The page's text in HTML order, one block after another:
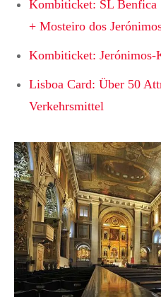
Kombiticket: SL Benfica
+ Mosteiro dos
Kombiticket:
Lisboa Card: Über 50
Verkehrsmittel